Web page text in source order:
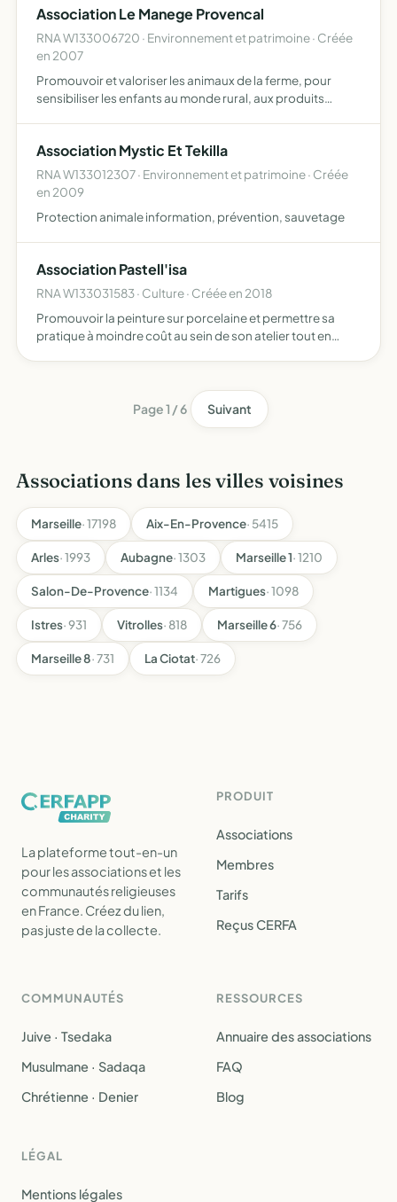
créera entre enfan…
Association Le Manege Provencal
RNA W133006720 · Environnement et patrimoine · Créée
en 2007
Promouvoir et valoriser les animaux de la ferme, pour
sensibiliser les enfants au monde rural, aux produits
le si…
Association Mystic Et Tekilla
RNA W133012307 · Environnement et patrimoine · Créée
en 2009
Protection animale information, prévention, sauvetage
Association Pastell'isa
RNA W133031583 · Culture · Créée en 2018
Promouvoir la peinture sur porcelaine et permettre sa
pratique à moindre coût au sein de son atelier tout en
Page 1 / 6 Suivant
Associations dans les villes voisines
Marseille· 17198 Aix-En-Provence· 5415
Arles· 1993 Aubagne· 1303 Marseille 1· 1210
Salon-De-Provence· 1134 Martigues· 1098
Istres· 931 Vitrolles· 818 Marseille 6· 756
Marseille 8· 731 La Ciotat· 726
La plateforme tout-en-un
pour les associations et les
communautés religieuses
en France. Créez du lien,
pas juste de la collecte.
PRODUIT
Associations
Membres
Tarifs
Reçus CERFA
COMMUNAUTÉS
Juive · Tsedaka
Musulmane · Sadaqa
Chrétienne · Denier
RESSOURCES
Annuaire des associations
FAQ
Blog
LÉGAL
Mentions légales